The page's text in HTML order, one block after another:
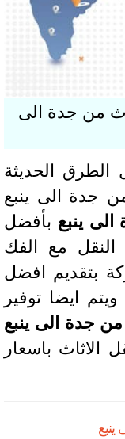
جدة الى
الحديثة
الى ينبع
ينبعبأفضل
مع الفك
بتقديم افضل
ايضا توفير
جدة الى ينبع
باسعار